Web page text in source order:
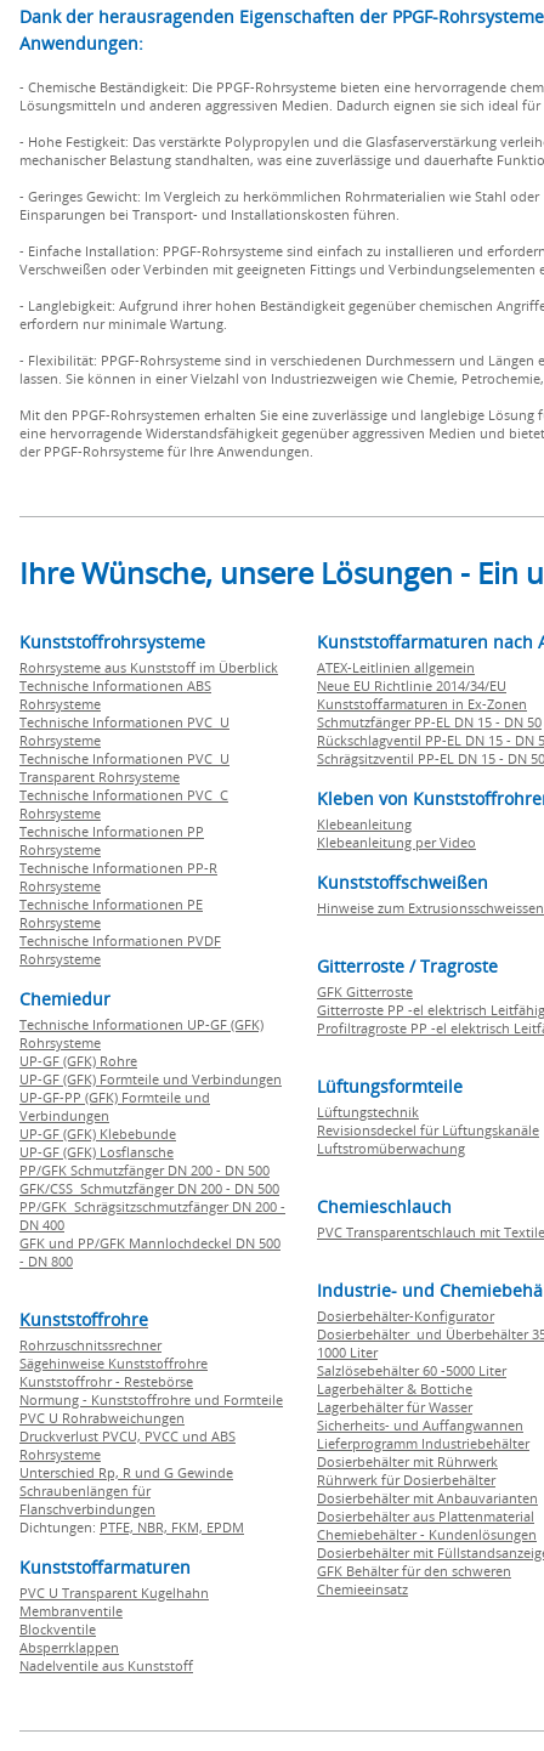
Dank der herausragenden Eigenschaften der PPGF-
Anwendungen:
- Chemische Beständigkeit: Die PPGF-Rohrsysteme bieten eine hervorragende
Lösungsmitteln und anderen aggressiven Medien. Dadurch eignen sie sich ideal
- Hohe Festigkeit: Das verstärkte Polypropylen und die Glasfaserverstärkung
mechanischer Belastung standhalten, was eine zuverlässige und dauerhafte
- Geringes Gewicht: Im Vergleich zu herkömmlichen Rohrmaterialien wie Stahl
Einsparungen bei Transport- und Installationskosten führen.
- Einfache Installation: PPGF-Rohrsysteme sind einfach zu installieren und
Verschweißen oder Verbinden mit geeigneten Fittings und
- Langlebigkeit: Aufgrund ihrer hohen Beständigkeit gegenüber chemischen
erfordern nur minimale Wartung.
- Flexibilität: PPGF-Rohrsysteme sind in verschiedenen Durchmessern und
lassen. Sie können in einer Vielzahl von Industriezweigen wie Chemie,
Mit den PPGF-Rohrsystemen erhalten Sie eine zuverlässige und langlebige
eine hervorragende Widerstandsfähigkeit gegenüber aggressiven Medien und
der PPGF-Rohrsysteme für Ihre Anwendungen.
Ihre Wünsche, unsere Lösungen -
Kunststoffrohrsysteme
Rohrsysteme aus Kunststoff im Überblick
Technische Informationen ABS
Rohrsysteme
Technische Informationen PVC U
Rohrsysteme
Technische Informationen PVC U
Transparent Rohrsysteme
Technische Informationen PVC C
Rohrsysteme
Technische Informationen PP
Rohrsysteme
Technische Informationen PP-R
Rohrsysteme
Technische Informationen PE
Rohrsysteme
Technische Informationen PVDF
Rohrsysteme
Chemiedur
Technische Informationen UP-GF (GFK)
Rohrsysteme
UP-GF (GFK) Rohre
UP-GF (GFK) Formteile und Verbindungen
UP-GF-PP (GFK) Formteile und
Verbindungen
UP-GF (GFK) Klebebunde
UP-GF (GFK) Losflansche
PP/GFK Schmutzfänger DN 200 - DN 500
GFK/CSS Schmutzfänger DN 200 - DN 500
PP/GFK Schrägsitzschmutzfänger DN 200 -
DN 400
GFK und PP/GFK Mannlochdeckel DN 500
- DN 800
Kunststoffrohre
Rohrzuschnitssrechner
Sägehinweise Kunststoffrohre
Kunststoffrohr - Restebörse
Normung - Kunststoffrohre und Formteile
PVC U Rohrabweichungen
Druckverlust PVCU, PVCC und ABS
Rohrsysteme
Unterschied Rp, R und G Gewinde
Schraubenlängen für
Flanschverbindungen
Dichtungen: PTFE, NBR, FKM, EPDM
Kunststoffarmaturen
PVC U Transparent Kugelhahn
Membranventile
Blockventile
Absperrklappen
Nadelventile aus Kunststoff
Kunststoffarmaturen nach
ATEX-Leitlinien allgemein
Neue EU Richtlinie 2014/34/EU
Kunststoffarmaturen in Ex-Zonen
Schmutzfänger PP-EL DN 15 - DN 50
Rückschlagventil PP-EL DN 15 - DN
Schrägsitzventil PP-EL DN 15 - DN 50
Kleben von
Klebeanleitung
Klebeanleitung per Video
Kunststoffschweißen
Hinweise zum Extrusionsschweissen
Gitterroste / Tragroste
GFK Gitterroste
Gitterroste PP -el elektrisch Leitfähig
Profiltragroste PP -el elektrisch
Lüftungsformteile
Lüftungstechnik
Revisionsdeckel für Lüftungskanäle
Luftstromüberwachung
Chemieschlauch
PVC Transparentschlauch mit
Industrie- und
Dosierbehälter-Konfigurator
Dosierbehälter und Überbehälter
1000 Liter
Salzlösebehälter 60 -5000 Liter
Lagerbehälter & Bottiche
Lagerbehälter für Wasser
Sicherheits- und Auffangwannen
Lieferprogramm Industriebehälter
Dosierbehälter mit Rührwerk
Rührwerk für Dosierbehälter
Dosierbehälter mit Anbauvarianten
Dosierbehälter aus Plattenmaterial
Chemiebehälter - Kundenlösungen
Dosierbehälter mit
GFK Behälter für den schweren
Chemieeinsatz